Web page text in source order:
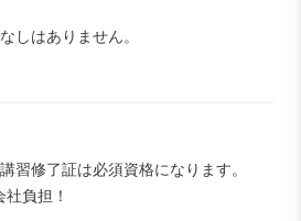
しはありません。
習修了証は必須資格になります。
負担！